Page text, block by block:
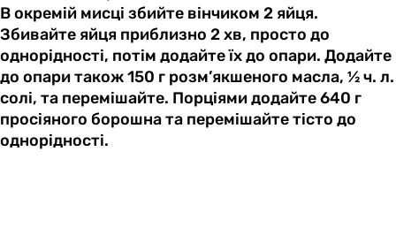
В окремій мисці збийте вінчиком 2 яйця.
Збивайте яйця приблизно 2 хв, просто до
однорідності, потім додайте їх до опари. Додайте
до опари також 150 г розм’якшеного масла, ½ ч. л.
солі, та перемішайте. Порціями додайте 640 г
просіяного борошна та перемішайте тісто до
однорідності.